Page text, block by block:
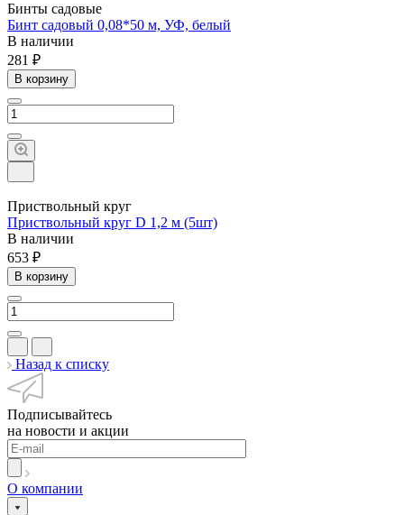
Бинты садовые
Бинт садовый 0,08*50 м, УФ, белый
В наличии
281 ₽
В корзину
Приствольный круг
Приствольный круг D 1,2 м (5шт)
В наличии
653 ₽
В корзину
Назад к списку
Подписывайтесь
на новости и акции
О компании